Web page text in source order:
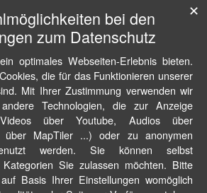
bei den
zum Datenschutz
optimales Webseiten-Erlebnis bieten.
die für das Funktionieren unserer
Mit Ihrer Zustimmung verwenden wir
Technologien, die zur Anzeige
über Youtube, Audios über
über MapTiler ...) oder zu anonymen
werden. Sie können selbst
Sie zulassen möchten. Bitte
Basis Ihrer Einstellungen womöglich
✕